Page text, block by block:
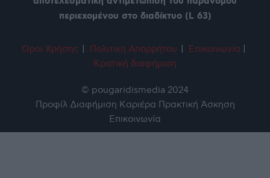
περιεχομένου στο διαδίκτυο (L 63)
Όροι Χρήσης Πολιτική Απορρήτου Επικοινωνία
Κρατική διαφήμιση
© pougaridismedia 2024
Προφίλ Διαφήμιση Καριέρα Πρακτική Άσκηση
Επικοινωνία